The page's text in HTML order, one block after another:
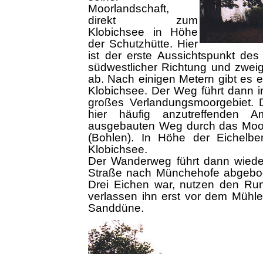
Moorlandschaft,
direkt zum
Klobichsee in Höhe
der Schutzhütte. Hier
ist der erste Aussichtspunkt
südwestlicher Richtung und
ab. Nach einigen Metern gibt es
Klobichsee. Der Weg führt dann
großes
hier häufig anzutreffenden
ausgebauten Weg durch das
(Bohlen). In Höhe der
Klobichsee.
Der Wanderweg führt dann
Straße nach Münchehofe
Drei Eichen war, nutzen den
verlassen ihn erst vor dem
Sanddüne.